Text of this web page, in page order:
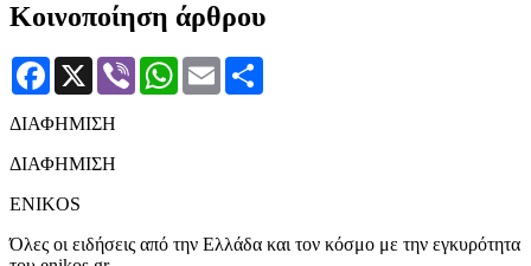
Κοινοποίηση άρθρου
Facebook
X Viber WhatsApp
Email
ΔΙΑΦΗΜΙΣΗ
ΔΙΑΦΗΜΙΣΗ
ENIKOS
Όλες οι ειδήσεις από την Ελλάδα και τον κόσμο με την εγκυρότητα